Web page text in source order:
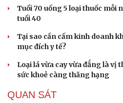
Tuổi 70 uống 5 loại thuốc mỗi
tuổi 40
Tại sao cần cấm kinh doanh
mục đích y tế?
Loại lá vừa cay vừa đắng là vị
sức khoẻ càng thăng hạng
QUAN SÁT